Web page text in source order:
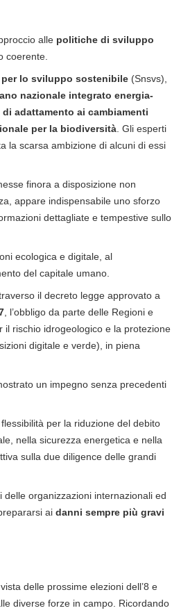
alle politiche di sviluppo
coerente.
lo sviluppo sostenibile (Snsvs),
nazionale integrato energia-
adattamento ai cambiamenti
per la biodiversità. Gli esperti
la scarsa ambizione di alcuni di essi
finora a disposizione non
appare indispensabile uno sforzo
dettagliate e tempestive sullo
ecologica e digitale, al
del capitale umano.
il decreto legge approvato a
, l’obbligo da parte delle Regioni e
rischio idrogeologico e la protezione
digitale e verde), in piena
un impegno senza precedenti
per la riduzione del debito
nella sicurezza energetica e nella
sulla due diligence delle grandi
organizzazioni internazionali ed
ai danni sempre più gravi
delle prossime elezioni dell’8 e
diverse forze in campo. Ricordando